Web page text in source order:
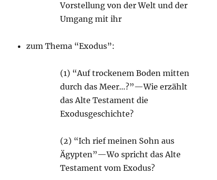
Vorstellung von der Welt und der
Umgang mit ihr
zum Thema “Exodus”:
(1) “Auf trockenem Boden mitten
durch das Meer…?”—Wie erzählt
das Alte Testament die
Exodusgeschichte?
(2) “Ich rief meinen Sohn aus
Ägypten”—Wo spricht das Alte
Testament vom Exodus?